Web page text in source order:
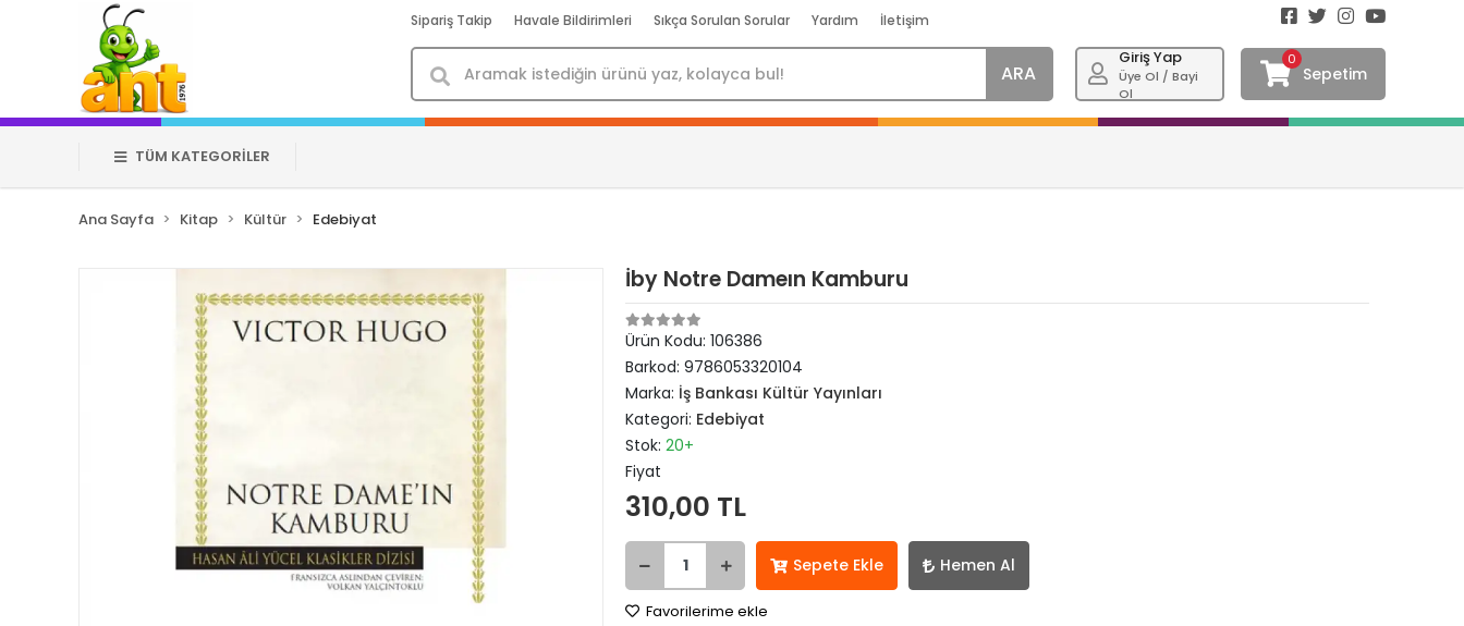
Sipariş Takip Havale Bildirimleri Sıkça Sorulan Sorular Yardım İletişim
ARA
Giriş Yap
Üye Ol / Bayi
Ol
0
Sepetim
TÜM KATEGORİLER
Ana Sayfa Kitap Kültür Edebiyat
İby Notre Dameın Kamburu
Ürün Kodu:106386
Barkod:9786053320104
Marka: İş Bankası Kültür Yayınları
Kategori: Edebiyat
Stok:20+
Fiyat
310,00 TL
Sepete Ekle Hemen Al
Favorilerime ekle